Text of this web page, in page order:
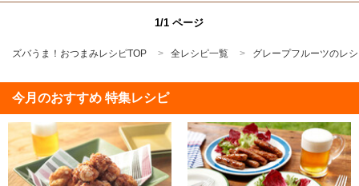
1/1 ページ
ズバうま！おつまみレシピTOP 全レシピ一覧 グレープフルーツのレ
今月のおすすめ 特集レシピ